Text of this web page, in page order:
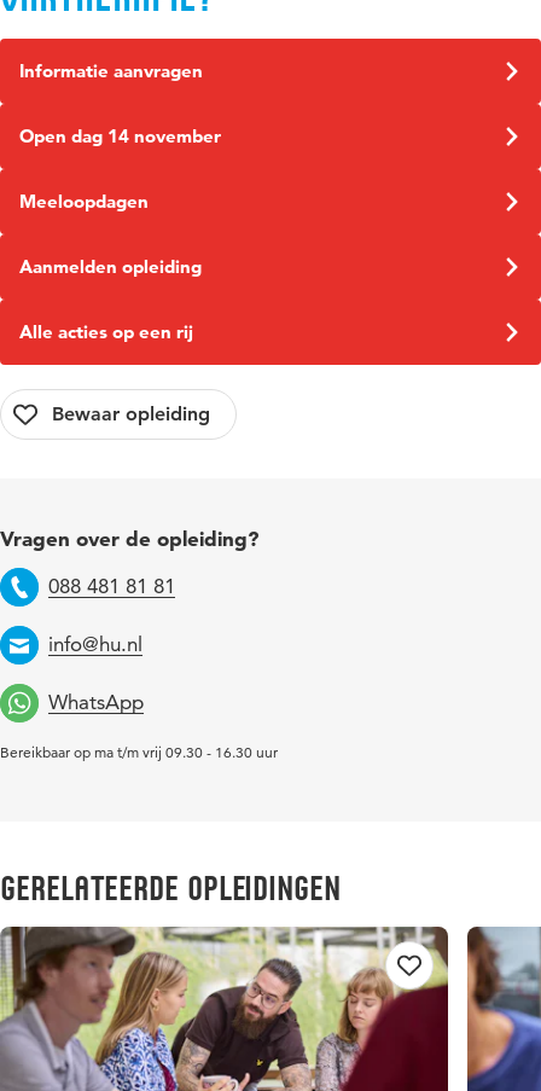
Informatie aanvragen
Open dag 14 november
Meeloopdagen
Aanmelden opleiding
Alle acties op een rij
Vragen over de opleiding?
Telefoon
088 481 81 81
Email
info@hu.nl
WhatsApp
Bereikbaar op ma t/m vrij 09.30 - 16.30 uur
Gerelateerde opleidingen